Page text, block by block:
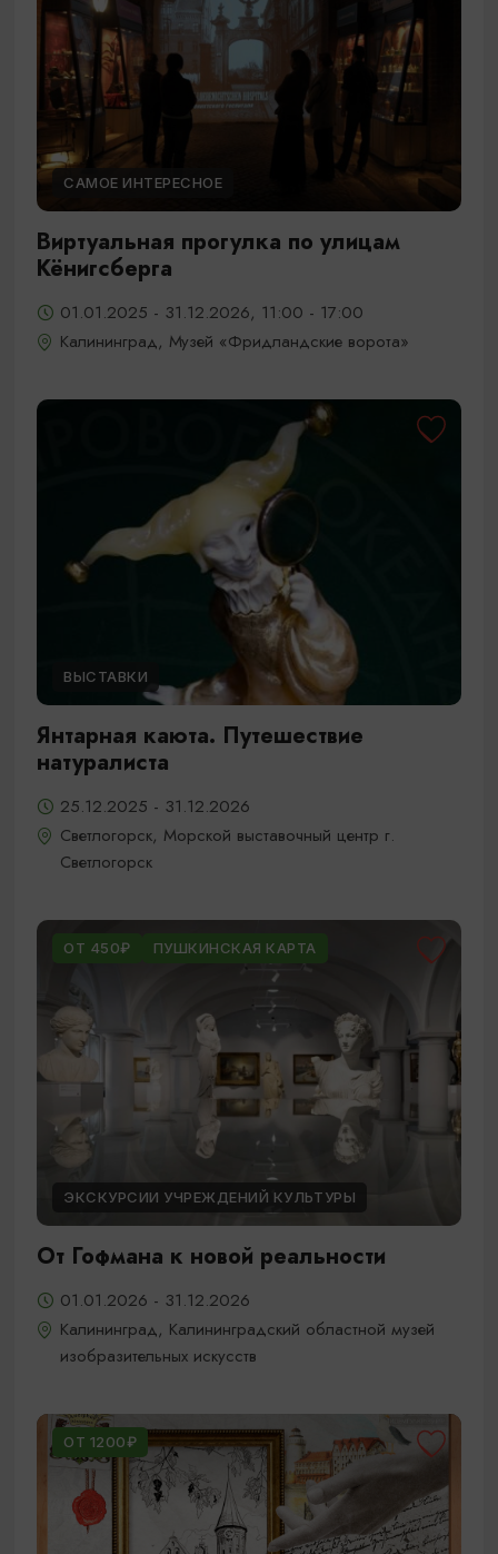
САМОЕ ИНТЕРЕСНОЕ
Виртуальная прогулка по улицам
Кёнигсберга
01.01.2025 - 31.12.2026, 11:00 - 17:00
Калининград, Музей «Фридландские ворота»
ВЫСТАВКИ
Янтарная каюта. Путешествие
натуралиста
25.12.2025 - 31.12.2026
Светлогорск, Морской выставочный центр г.
Светлогорск
ОТ 450₽ ПУШКИНСКАЯ КАРТА
ЭКСКУРСИИ УЧРЕЖДЕНИЙ КУЛЬТУРЫ
От Гофмана к новой реальности
01.01.2026 - 31.12.2026
Калининград, Калининградский областной музей
изобразительных искусств
ОТ 1200₽